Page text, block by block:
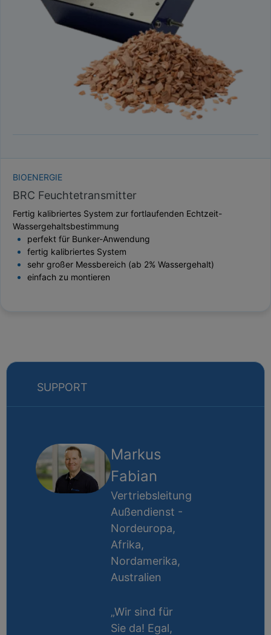
TAUPUNKT
SCHÜTTDICHTE
BIOENERGIE
BRC Feuchtetransmitter
Fertig kalibriertes System zur fortlaufenden Echtzeit-
Wassergehaltsbestimmung
perfekt für Bunker-Anwendung
fertig kalibriertes System
sehr großer Messbereich (ab 2% Wassergehalt)
einfach zu montieren
SUPPORT
Markus
Fabian
Vertriebsleitung
Außendienst -
Nordeuropa,
Afrika,
Nordamerika,
Australien
„Wir sind für
Sie da! Egal,